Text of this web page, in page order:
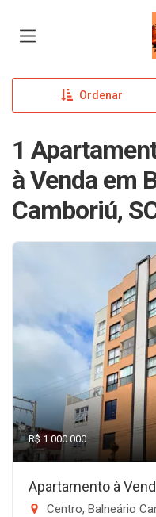
Ordenar
1
à Venda em
Camboriú,
R$ 1.000.000
Apartamento à
Centro, Balneário